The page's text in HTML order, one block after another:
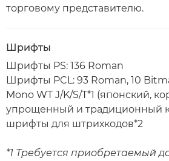
торговому представителю.
Шрифты
Шрифты PS: 136 Roman
Шрифты PCL: 93 Roman, 10
Mono WT J/K/S/T*1 (японский,
упрощенный и традиционный
шрифты для штрихкодов*2
*1 Требуется приобретаемый